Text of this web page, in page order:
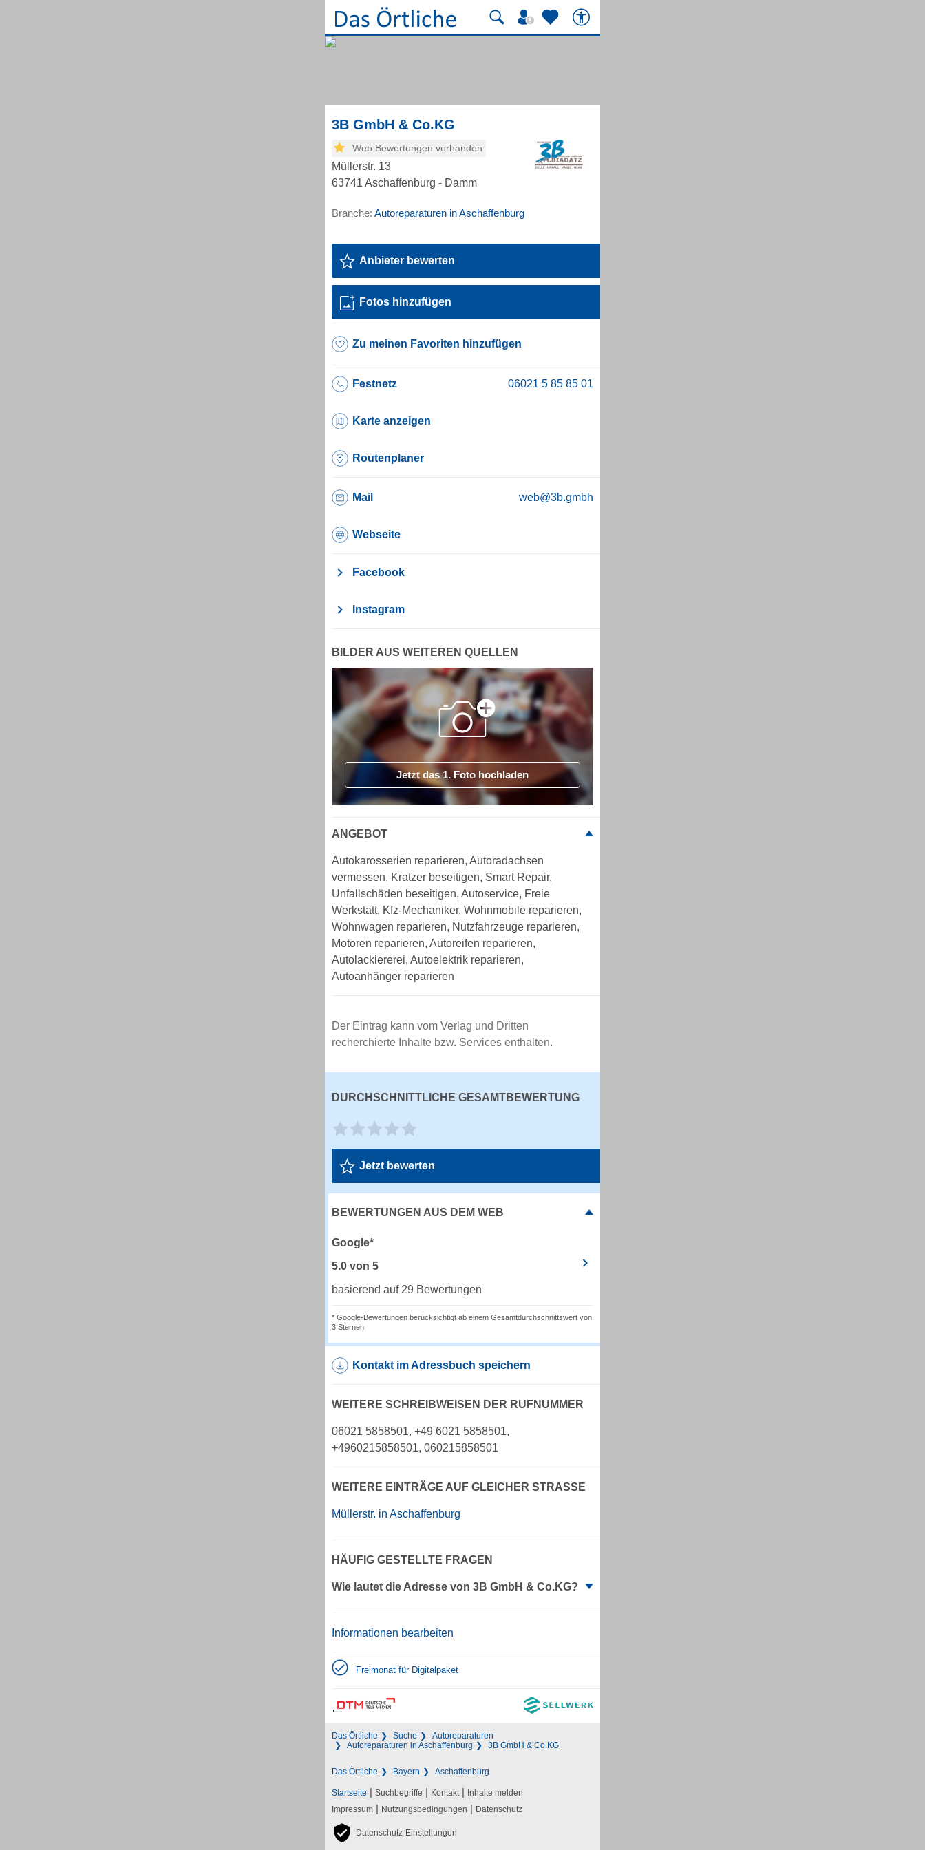
3B GmbH & Co.KG
Web Bewertungen vorhanden
Müllerstr. 13
63741 Aschaffenburg - Damm
Branche: Autoreparaturen in Aschaffenburg
Anbieter bewerten
Fotos hinzufügen
Zu meinen Favoriten hinzufügen
Festnetz
Karte anzeigen
Routenplaner
Mail web@3b.gmbh
Webseite
Facebook
Instagram
BILDER AUS WEITEREN QUELLEN
Jetzt das 1. Foto hochladen
ANGEBOT
Autokarosserien reparieren, Autoradachsen
vermessen, Kratzer beseitigen, Smart Repair,
Unfallschäden beseitigen, Autoservice, Freie
Werkstatt, Kfz-Mechaniker, Wohnmobile reparieren,
Wohnwagen reparieren, Nutzfahrzeuge reparieren,
Motoren reparieren, Autoreifen reparieren,
Autolackiererei, Autoelektrik reparieren,
Autoanhänger reparieren
Der Eintrag kann vom Verlag und Dritten
recherchierte Inhalte bzw. Services enthalten.
DURCHSCHNITTLICHE GESAMTBEWERTUNG
Jetzt bewerten
BEWERTUNGEN AUS DEM WEB
Google*
5.0 von 5
basierend auf 29 Bewertungen
* Google-Bewertungen berücksichtigt ab einem Gesamtdurchschnittswert von
3 Sternen
Kontakt im Adressbuch speichern
WEITERE SCHREIBWEISEN DER RUFNUMMER
06021 5858501, +49 6021 5858501,
+4960215858501, 060215858501
WEITERE EINTRÄGE AUF GLEICHER STRASSE
Müllerstr. in Aschaffenburg
HÄUFIG GESTELLTE FRAGEN
Wie lautet die Adresse von 3B GmbH & Co.KG?
Informationen bearbeiten
Freimonat für Digitalpaket
Das Örtliche Suche
Autoreparaturen
Autoreparaturen in Aschaffenburg
3B GmbH & Co.KG
Das Örtliche Bayern Aschaffenburg
Startseite | Suchbegriffe | Kontakt | Inhalte melden
Impressum | Nutzungsbedingungen | Datenschutz
Datenschutz-Einstellungen